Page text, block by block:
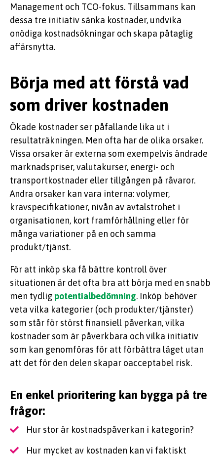
Management och TCO-fokus. Tillsammans kan
dessa tre initiativ sänka kostnader, undvika
onödiga kostnadsökningar och skapa påtaglig
affärsnytta.
Börja med att förstå vad
som driver kostnaden
Ökade kostnader ser påfallande lika ut i
resultaträkningen. Men ofta har de olika orsaker.
Vissa orsaker är externa som exempelvis ändrade
marknadspriser, valutakurser, energi- och
transportkostnader eller tillgången på råvaror.
Andra orsaker kan vara interna: volymer,
kravspecifikationer, nivån av avtalstrohet i
organisationen, kort framförhållning eller för
många variationer på en och samma
produkt/tjänst.
För att inköp ska få bättre kontroll över
situationen är det ofta bra att börja med en snabb
men tydligpotentialbedömning. Inköp behöver
veta vilka kategorier (och produkter/tjänster)
som står för störst finansiell påverkan, vilka
kostnader som är påverkbara och vilka initiativ
som kan genomföras för att förbättra läget utan
att det för den delen skapar oacceptabel risk.
En enkel prioritering kan bygga på tre
frågor:
Hur stor är kostnadspåverkan i kategorin?
Hur mycket av kostnaden kan vi faktiskt